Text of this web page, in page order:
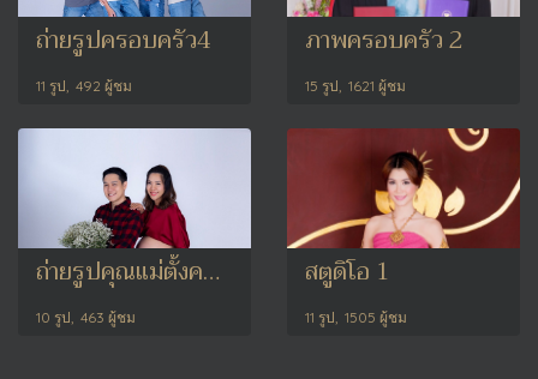
ถ่ายรูปครอบครัว4
11 รูป, 492 ผู้ชม
ภาพครอบครัว 2
15 รูป, 1621 ผู้ชม
ถ่ายรูปคุณแม่ตั้งครรภ์
10 รูป, 463 ผู้ชม
สตูดิโอ 1
11 รูป, 1505 ผู้ชม